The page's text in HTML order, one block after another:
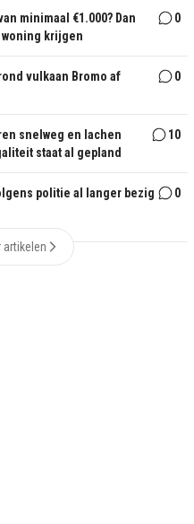
minimaal €1.000? Dan
woning krijgen
0
vulkaan Bromo af
0
snelweg en lachen
staat al gepland
10
politie al langer bezig
0
artikelen